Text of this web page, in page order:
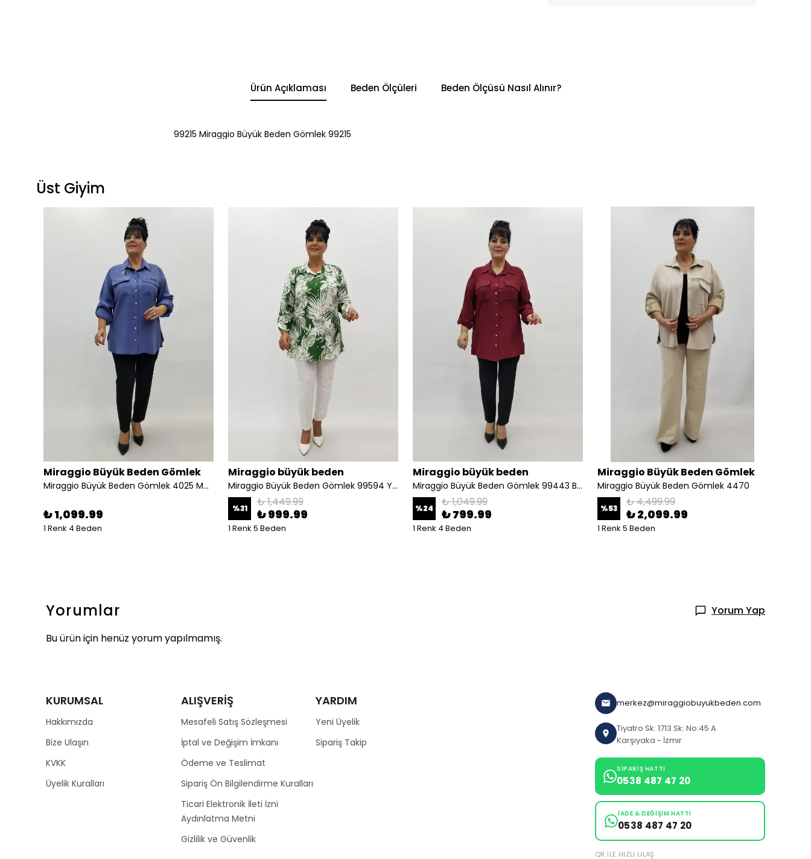
Ürün Açıklaması Beden Ölçüleri Beden Ölçüsü Nasıl Alınır?
99215 Miraggio Büyük Beden Gömlek 99215
Üst Giyim
Miraggio Büyük Beden Gömlek
Miraggio Büyük Beden Gömlek 4025 MAVİ
₺ 1,099.99
1 Renk 4 Beden
Miraggio büyük beden
Miraggio Büyük Beden Gömlek 99594 YEŞİL/BEYAZ
%31 ₺ 1,449.99
₺ 999.99
1 Renk 5 Beden
Miraggio büyük beden
Miraggio Büyük Beden Gömlek 99443 BORDO
%24 ₺ 1,049.99
₺ 799.99
1 Renk 4 Beden
Miraggio Büyük Beden Gömlek
Miraggio Büyük Beden Gömlek 4470
%53 ₺ 4,499.99
₺ 2,099.99
1 Renk 5 Beden
Yorumlar
Yorum Yap
Bu ürün için henüz yorum yapılmamış.
KURUMSAL
Hakkımızda
Bize Ulaşın
KVKK
Üyelik Kuralları
ALIŞVERİŞ
Mesafeli Satış Sözleşmesi
İptal ve Değişim İmkanı
Ödeme ve Teslimat
Sipariş Ön Bilgilendirme Kuralları
Ticari Elektronik İleti İzni
Aydınlatma Metni
Gizlilik ve Güvenlik
YARDIM
Yeni Üyelik
Sipariş Takip
merkez@miraggiobuyukbeden.com
Tiyatro Sk: 1713 Sk: No:45 A
Karşıyaka - İzmir
SIPARIŞ HATTI
0538 487 47 20
İADE & DEĞIŞIM HATTI
0538 487 47 20
QR ILE HIZLI ULAŞ